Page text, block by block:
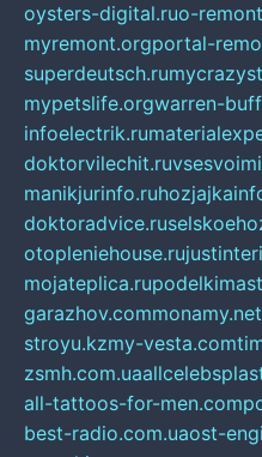
oysters-digital.ruo-
myremont.orgportal-
superdeutsch.ru
mypetslife.orgwarren-
infoelectrik.ru
doktorvilechit.ru
manikjurinfo.ru
doktoradvice.ru
otopleniehouse.ru
mojateplica.ru
garazhov.commonamy.net
stroyu.kzmy-vesta.com
zsmh.com.ua
all-tattoos-for-men.com
best-radio.com.uaost-